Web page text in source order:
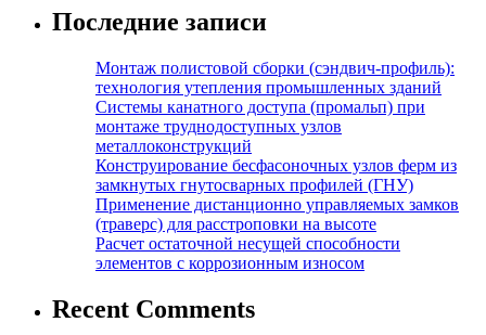
Последние записи
Монтаж полистовой сборки (сэндвич-профиль):
технология утепления промышленных зданий
Системы канатного доступа (промальп) при
монтаже труднодоступных узлов
металлоконструкций
Конструирование бесфасоночных узлов ферм из
замкнутых гнутосварных профилей (ГНУ)
Применение дистанционно управляемых замков
(траверс) для расстроповки на высоте
Расчет остаточной несущей способности
элементов с коррозионным износом
Recent Comments